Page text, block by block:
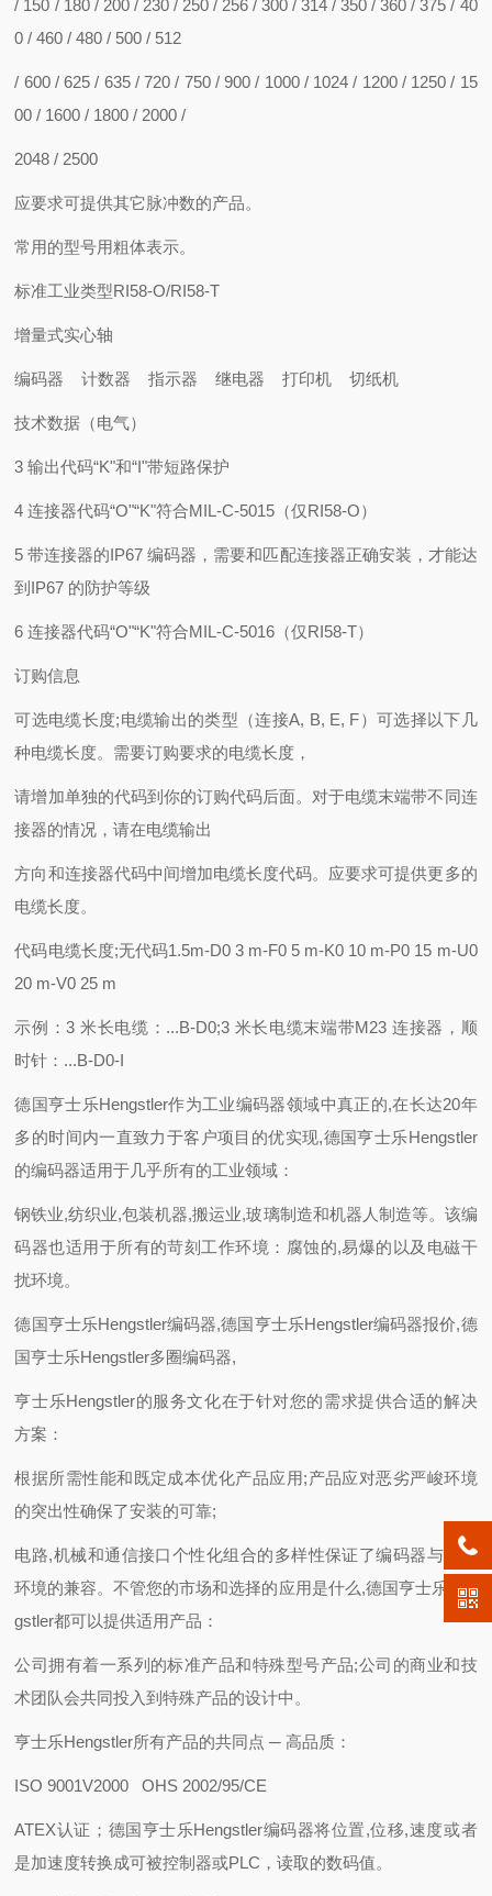
/ 150 / 180 / 200 / 230 / 250 / 256 / 300 / 314 / 350 / 360 / 375 / 40
0 / 460 / 480 / 500 / 512
/ 600 / 625 / 635 / 720 / 750 / 900 / 1000 / 1024 / 1200 / 1250 / 15
00 / 1600 / 1800 / 2000 /
2048 / 2500
应要求可提供其它脉冲数的产品。
常用的型号用粗体表示。
标准工业类型RI58-O/RI58-T
增量式实心轴
编码器 计数器 指示器 继电器 打印机 切纸机
技术数据（电气）
3 输出代码“K"和“I"带短路保护
4 连接器代码“O"“K"符合MIL-C-5015（仅RI58-O）
5 带连接器的IP67 编码器，需要和匹配连接器正确安装，才能达
到IP67 的防护等级
6 连接器代码“O"“K"符合MIL-C-5016（仅RI58-T）
订购信息
可选电缆长度;电缆输出的类型（连接A, B, E, F）可选择以下几
种电缆长度。需要订购要求的电缆长度，
请增加单独的代码到你的订购代码后面。对于电缆末端带不同连
接器的情况，请在电缆输出
方向和连接器代码中间增加电缆长度代码。应要求可提供更多的
电缆长度。
代码电缆长度;无代码1.5m-D0 3 m-F0 5 m-K0 10 m-P0 15 m-U0
20 m-V0 25 m
示例：3 米长电缆：...B-D0;3 米长电缆末端带M23 连接器，顺
时针：...B-D0-I
德国亨士乐Hengstler作为工业编码器领域中真正的,在长达20年
多的时间内一直致力于客户项目的优实现,德国亨士乐Hengstler
的编码器适用于几乎所有的工业领域：
钢铁业,纺织业,包装机器,搬运业,玻璃制造和机器人制造等。该编
码器也适用于所有的苛刻工作环境：腐蚀的,易爆的以及电磁干
扰环境。
德国亨士乐Hengstler编码器,德国亨士乐Hengstler编码器报价,德
国亨士乐Hengstler多圈编码器,
亨士乐Hengstler的服务文化在于针对您的需求提供合适的解决
方案：
根据所需性能和既定成本优化产品应用;产品应对恶劣严峻环境
的突出性确保了安装的可靠;
电路,机械和通信接口个性化组合的多样性保证了编码器与使用
环境的兼容。不管您的市场和选择的应用是什么,德国亨士乐Hen
gstler都可以提供适用产品：
公司拥有着一系列的标准产品和特殊型号产品;公司的商业和技
术团队会共同投入到特殊产品的设计中。
亨士乐Hengstler所有产品的共同点 ─ 高品质：
ISO 9001V2000 OHS 2002/95/CE
ATEX认证；德国亨士乐Hengstler编码器将位置,位移,速度或者
是加速度转换成可被控制器或PLC，读取的数码值。